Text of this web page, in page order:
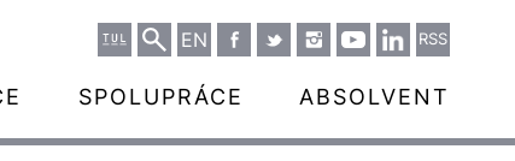
EN RSS
SPOLUPRÁCE ABSOLVENT